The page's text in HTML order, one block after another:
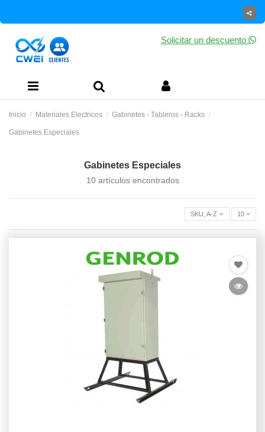
Solicitar un descuento
Inicio Materiales Electricos Gabinetes - Tableros - Racks
Gabinetes Especiales
Gabinetes Especiales
10 artículos encontrados
SKU, A-Z